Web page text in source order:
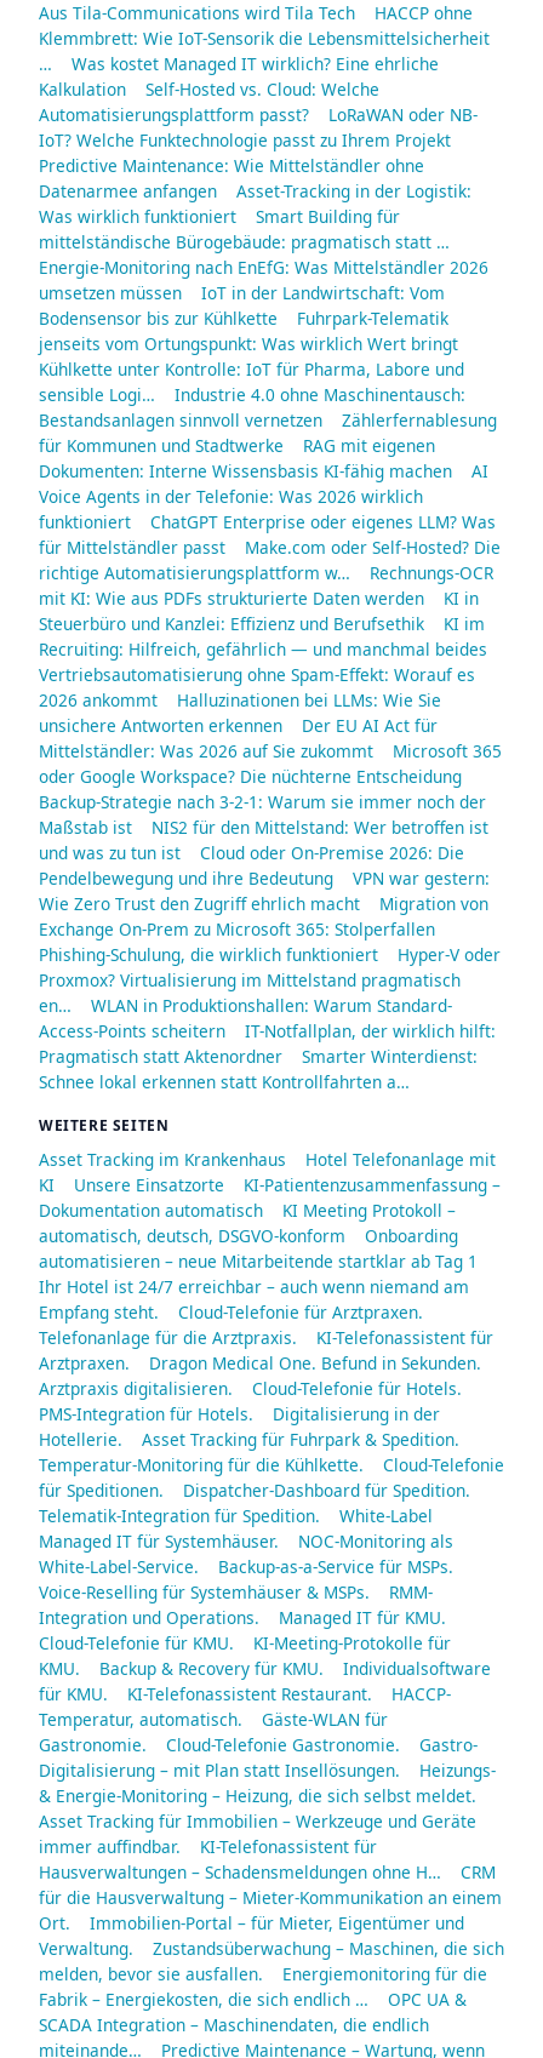
Aus Tila-Communications wird Tila Tech
HACCP ohne
Klemmbrett: Wie IoT-Sensorik die Lebensmittelsicherheit
…
Was kostet Managed IT wirklich? Eine ehrliche
Kalkulation
Self-Hosted vs. Cloud: Welche
Automatisierungsplattform passt?
LoRaWAN oder NB-
IoT? Welche Funktechnologie passt zu Ihrem Projekt
Predictive Maintenance: Wie Mittelständler ohne
Datenarmee anfangen
Asset-Tracking in der Logistik:
Was wirklich funktioniert
Smart Building für
mittelständische Bürogebäude: pragmatisch statt …
Energie-Monitoring nach EnEfG: Was Mittelständler 2026
umsetzen müssen
IoT in der Landwirtschaft: Vom
Bodensensor bis zur Kühlkette
Fuhrpark-Telematik
jenseits vom Ortungspunkt: Was wirklich Wert bringt
Kühlkette unter Kontrolle: IoT für Pharma, Labore und
sensible Logi…
Industrie 4.0 ohne Maschinentausch:
Bestandsanlagen sinnvoll vernetzen
Zählerfernablesung
für Kommunen und Stadtwerke
RAG mit eigenen
Dokumenten: Interne Wissensbasis KI-fähig machen
AI
Voice Agents in der Telefonie: Was 2026 wirklich
funktioniert
ChatGPT Enterprise oder eigenes LLM? Was
für Mittelständler passt
Make.com oder Self-Hosted? Die
richtige Automatisierungsplattform w…
Rechnungs-OCR
mit KI: Wie aus PDFs strukturierte Daten werden
KI in
Steuerbüro und Kanzlei: Effizienz und Berufsethik
KI im
Recruiting: Hilfreich, gefährlich — und manchmal beides
Vertriebsautomatisierung ohne Spam-Effekt: Worauf es
2026 ankommt
Halluzinationen bei LLMs: Wie Sie
unsichere Antworten erkennen
Der EU AI Act für
Mittelständler: Was 2026 auf Sie zukommt
Microsoft 365
oder Google Workspace? Die nüchterne Entscheidung
Backup-Strategie nach 3-2-1: Warum sie immer noch der
Maßstab ist
NIS2 für den Mittelstand: Wer betroffen ist
und was zu tun ist
Cloud oder On-Premise 2026: Die
Pendelbewegung und ihre Bedeutung
VPN war gestern:
Wie Zero Trust den Zugriff ehrlich macht
Migration von
Exchange On-Prem zu Microsoft 365: Stolperfallen
Phishing-Schulung, die wirklich funktioniert
Hyper-V oder
Proxmox? Virtualisierung im Mittelstand pragmatisch
en…
WLAN in Produktionshallen: Warum Standard-
Access-Points scheitern
IT-Notfallplan, der wirklich hilft:
Pragmatisch statt Aktenordner
Smarter Winterdienst:
Schnee lokal erkennen statt Kontrollfahrten a…
WEITERE SEITEN
Asset Tracking im Krankenhaus
Hotel Telefonanlage mit
KI
Unsere Einsatzorte
KI-Patientenzusammenfassung –
Dokumentation automatisch
KI Meeting Protokoll –
automatisch, deutsch, DSGVO-konform
Onboarding
automatisieren – neue Mitarbeitende startklar ab Tag 1
Ihr Hotel ist 24/7 erreichbar – auch wenn niemand am
Empfang steht.
Cloud-Telefonie für Arztpraxen.
Telefonanlage für die Arztpraxis.
KI-Telefonassistent für
Arztpraxen.
Dragon Medical One. Befund in Sekunden.
Arztpraxis digitalisieren.
Cloud-Telefonie für Hotels.
PMS-Integration für Hotels.
Digitalisierung in der
Hotellerie.
Asset Tracking für Fuhrpark & Spedition.
Temperatur-Monitoring für die Kühlkette.
Cloud-Telefonie
für Speditionen.
Dispatcher-Dashboard für Spedition.
Telematik-Integration für Spedition.
White-Label
Managed IT für Systemhäuser.
NOC-Monitoring als
White-Label-Service.
Backup-as-a-Service für MSPs.
Voice-Reselling für Systemhäuser & MSPs.
RMM-
Integration und Operations.
Managed IT für KMU.
Cloud-Telefonie für KMU.
KI-Meeting-Protokolle für
KMU.
Backup & Recovery für KMU.
Individualsoftware
für KMU.
KI-Telefonassistent Restaurant.
HACCP-
Temperatur, automatisch.
Gäste-WLAN für
Gastronomie.
Cloud-Telefonie Gastronomie.
Gastro-
Digitalisierung – mit Plan statt Insellösungen.
Heizungs-
& Energie-Monitoring – Heizung, die sich selbst meldet.
Asset Tracking für Immobilien – Werkzeuge und Geräte
immer auffindbar.
KI-Telefonassistent für
Hausverwaltungen – Schadensmeldungen ohne H…
CRM
für die Hausverwaltung – Mieter-Kommunikation an einem
Ort.
Immobilien-Portal – für Mieter, Eigentümer und
Verwaltung.
Zustandsüberwachung – Maschinen, die sich
melden, bevor sie ausfallen.
Energiemonitoring für die
Fabrik – Energiekosten, die sich endlich …
OPC UA &
SCADA Integration – Maschinendaten, die endlich
miteinande…
Predictive Maintenance – Wartung, wenn